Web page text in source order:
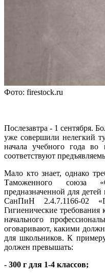
Фото: firestock.ru
Послезавтра - 1 сентября.
уже совершили нелегкий
начала учебного года
соответствуют
Мало кто знает, однако
Таможенного союза
предназначенной для
СанПиН 2.4.7.1166-02
Гигиенические
начального
оговаривают, какими
для школьников. К
должен превышать:
- 300 г для 1-4 классов;